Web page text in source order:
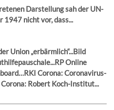
Darstellung sah der UN-
1947 nicht vor, dass...
Union „erbärmlich“...Bild
Online
Corona: Coronavirus-
Robert Koch-Institut...